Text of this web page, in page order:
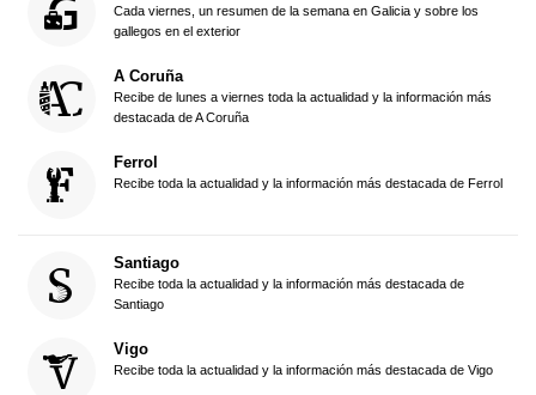
Cada viernes, un resumen de la semana en Galicia y sobre los
gallegos en el exterior
A Coruña
Recibe de lunes a viernes toda la actualidad y la información más
destacada de A Coruña
Ferrol
Recibe toda la actualidad y la información más destacada de Ferrol
Santiago
Recibe toda la actualidad y la información más destacada de
Santiago
Vigo
Recibe toda la actualidad y la información más destacada de Vigo